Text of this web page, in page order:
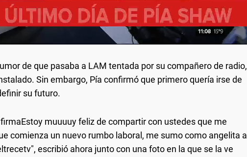
de que pasaba a LAM tentada por su compañero de radio,
Sin embargo, Pía confirmó que primero quería irse de
su futuro.
muuuuy feliz de compartir con ustedes que me
comienza un nuevo rumbo laboral, me sumo como angelita a
escribió ahora junto con una foto en la que se la ve